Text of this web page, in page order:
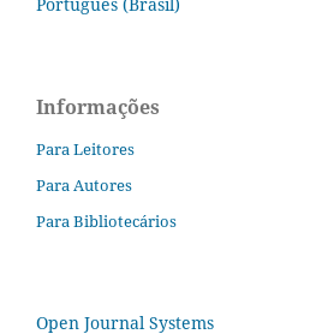
Informações
Para Leitores
Para Autores
Para Bibliotecários
Open Journal Systems